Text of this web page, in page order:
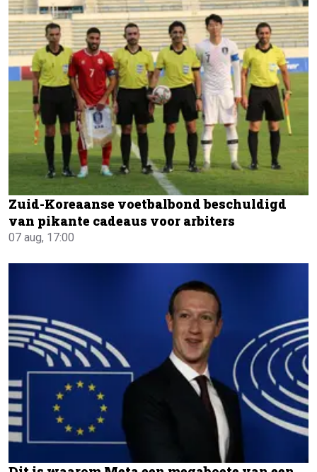
Zuid-Koreaanse voetbalbond beschuldigd
van pikante cadeaus voor arbiters
07 aug, 17:00